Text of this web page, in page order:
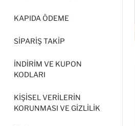
KAPIDA ÖDEME
SIPARIŞ TAKIP
İNDIRIM VE KUPON
KODLARI
KIŞISEL VERILERIN
KORUNMASI VE GIZLILIK